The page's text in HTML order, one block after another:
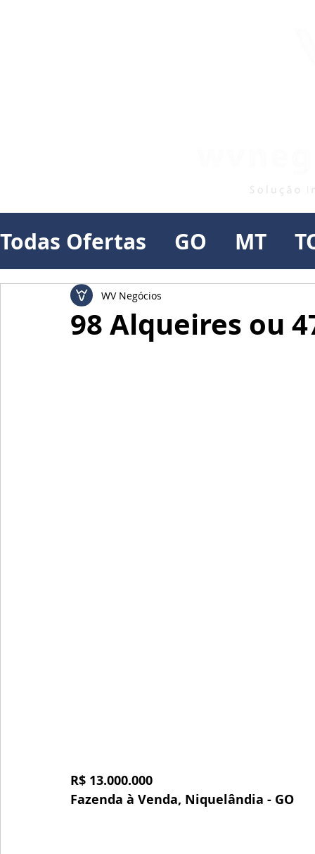
Todas Ofertas GO MT
98 Alqueires ou
WV Negócios
R$ 13.000.000
Fazenda à Venda, Niquelândia - GO